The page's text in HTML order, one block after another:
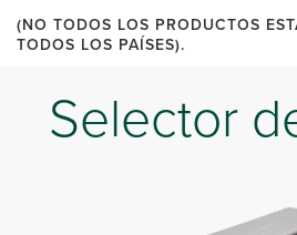
(NO TODOS LOS PRODUCTOS
TODOS LOS PAÍSES).
Selector